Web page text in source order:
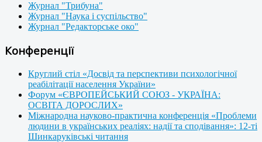
Журнал "Трибуна"
Журнал "Наука і суспільство"
Журнал "Редакторське око"
Конференції
Круглий стіл «Досвід та перспективи психологічної
реабілітації населення України»
Форум «ЄВРОПЕЙСЬКИЙ СОЮЗ - УКРАЇНА:
ОСВІТА ДОРОСЛИХ»
Міжнародна науково-практична конференція «Проблеми
людини в українських реаліях: надії та сподівання»: 12-ті
Шинкаруківські читання